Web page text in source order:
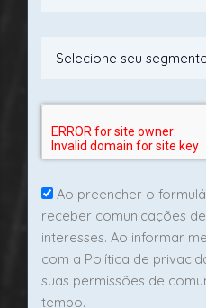
Ao preencher o
receber comunicações
interesses. Ao informar
com a Política de
suas permissões de
tempo.